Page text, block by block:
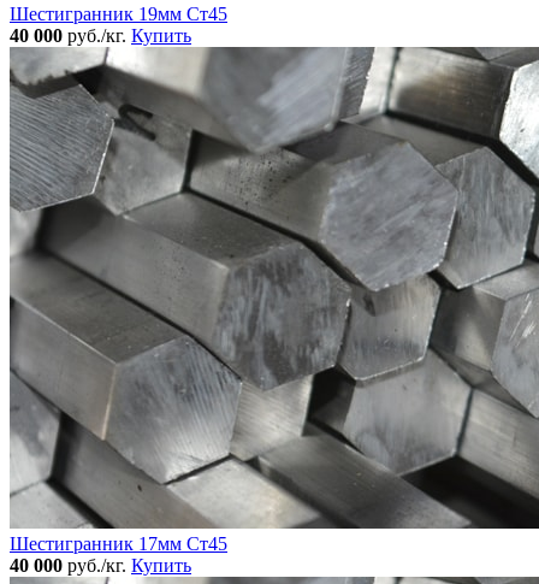
Шестигранник 19мм Ст45
40 000 руб./кг. Купить
Шестигранник 17мм Ст45
40 000 руб./кг. Купить